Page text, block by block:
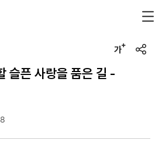
u
슬픈 사랑을 품은 길 -